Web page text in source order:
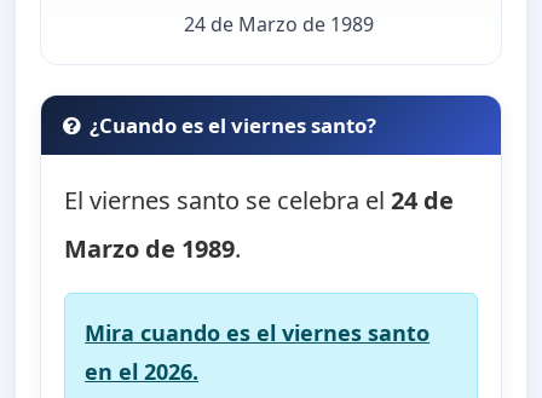
24 de Marzo de 1989
¿Cuando es el viernes santo?
El viernes santo se celebra el24 de
Marzo de 1989.
Mira cuando es el viernes santo
en el 2026.